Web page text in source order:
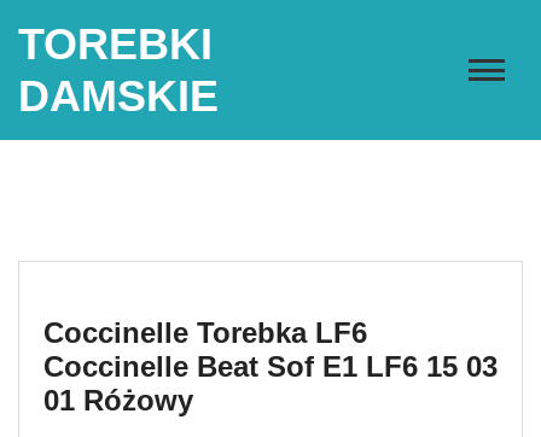
TOREBKI
DAMSKIE
Coccinelle Torebka LF6
Coccinelle Beat Sof E1 LF6 15 03
01 Różowy